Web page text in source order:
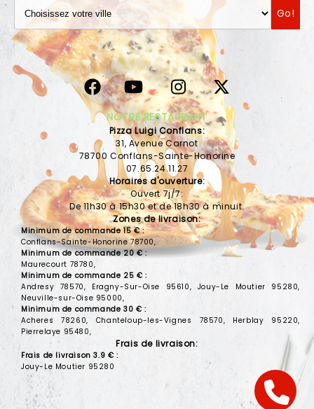
LA CARTE
VOTRE COMPTE
NOTRE RESTAURANT
MENTIONS LÉGALES
Go!
NOTRE RESTAURANT
Pizza Luigi Conflans:
31, Avenue Carnot
78700 Conflans-Sainte-Honorine
07.65.24.11.27
Horaires d'ouverture:
Ouvert 7j/7:
De 11h30 à 15h30 et de 18h30 à minuit.
Zones de livraison:
Minimum de commande 15 € :
Conflans-Sainte-Honorine 78700,
Minimum de commande 20 € :
Maurecourt 78780,
Minimum de commande 25 € :
Andresy 78570, Eragny-Sur-Oise 95610, Jouy-Le Moutier 95280,
Neuville-sur-Oise 95000,
Minimum de commande 30 € :
Acheres 78260, Chanteloup-les-Vignes 78570, Herblay 95220,
Pierrelaye 95480,
Frais de livraison:
Frais de livraison 3.9 € :
Jouy-Le Moutier 95280